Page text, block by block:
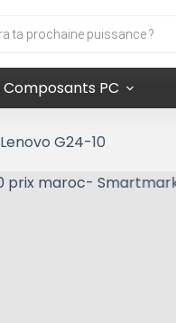
Composants PC
Lenovo G24-10